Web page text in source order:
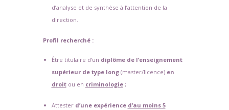
d’analyse et de synthèse à l’attention de la
direction.
Profil recherché :
Être titulaire d’un diplôme de l’enseignement
supérieur de type long(master/licence) en
droit ou en criminologie;
Attester d’une expérience d’au moins 5